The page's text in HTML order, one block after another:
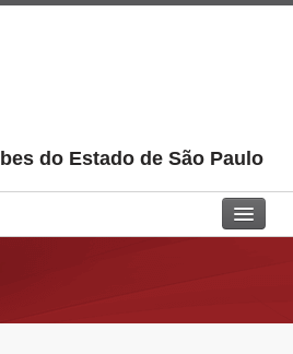
do Estado de São Paulo